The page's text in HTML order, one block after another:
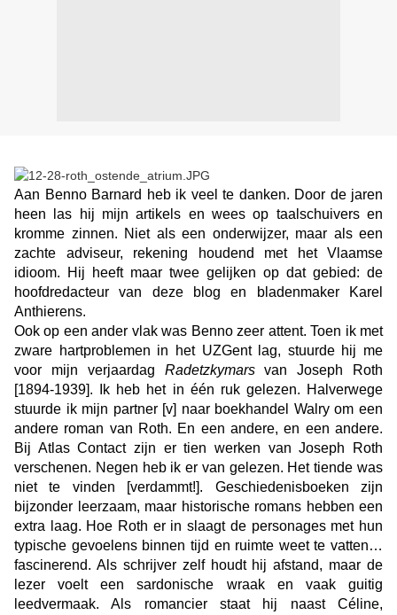
Aan Benno Barnard heb ik veel te danken. Door de jaren
heen las hij mijn artikels en wees op taalschuivers en
kromme zinnen. Niet als een onderwijzer, maar als een
zachte adviseur, rekening houdend met het Vlaamse
idioom. Hij heeft maar twee gelijken op dat gebied: de
hoofdredacteur van deze blog en bladenmaker Karel
Anthierens.
Ook op een ander vlak was Benno zeer attent. Toen ik met
zware hartproblemen in het UZGent lag, stuurde hij me
voor mijn verjaardag Radetzkymarsvan Joseph Roth
[1894-1939]. Ik heb het in één ruk gelezen. Halverwege
stuurde ik mijn partner [v] naar boekhandel Walry om een
andere roman van Roth. En een andere, en een andere.
Bij Atlas Contact zijn er tien werken van Joseph Roth
verschenen. Negen heb ik er van gelezen. Het tiende was
niet te vinden [verdammt!]. Geschiedenisboeken zijn
bijzonder leerzaam, maar historische romans hebben een
extra laag. Hoe Roth er in slaagt de personages met hun
typische gevoelens binnen tijd en ruimte weet te vatten…
fascinerend. Als schrijver zelf houdt hij afstand, maar de
lezer voelt een sardonische wraak en vaak guitig
leedvermaak. Als romancier staat hij naast Céline,